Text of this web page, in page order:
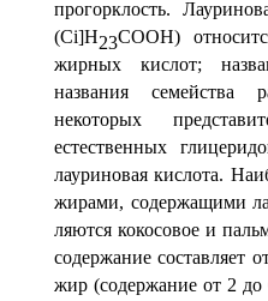
прогорклость.
(Ci]H23COOH)
жирных кислот;
названия семейства
некоторых предста
естественных
лауриновая кислота.
жирами, содержащими
ляются кокосовое и
содержание составляет
жир (содержание от 2